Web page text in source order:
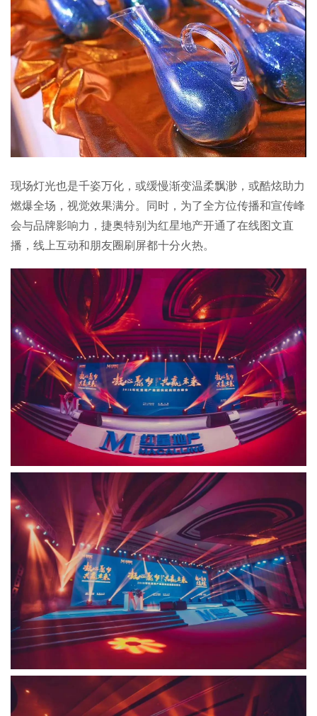
现场灯光也是千姿万化，或缓慢渐变温柔飘渺，或酷炫助力
燃爆全场，视觉效果满分。同时，为了全方位传播和宣传峰
会与品牌影响力，捷奥特别为红星地产开通了在线图文直
播，线上互动和朋友圈刷屏都十分火热。